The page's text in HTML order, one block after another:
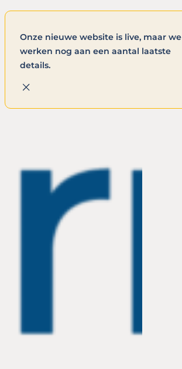
Onze nieuwe website is live, maar we
werken nog aan een aantal laatste
details.